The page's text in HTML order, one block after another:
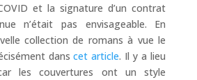
et la signature d’un contrat
n’était pas envisageable. En
collection de romans à vue le
danscet article. Il y a lieu
les couvertures ont un style